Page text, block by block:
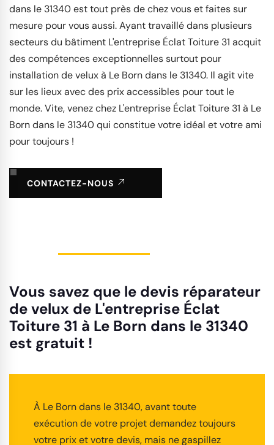
dans le 31340 est tout près de chez vous et faites sur
mesure pour vous aussi. Ayant travaillé dans plusieurs
secteurs du bâtiment L'entreprise Éclat Toiture 31 acquit
des compétences exceptionnelles surtout pour
installation de velux à Le Born dans le 31340. Il agit vite
sur les lieux avec des prix accessibles pour tout le
monde. Vite, venez chez L'entreprise Éclat Toiture 31 à Le
Born dans le 31340 qui constitue votre idéal et votre ami
pour toujours !
CONTACTEZ-NOUS
Vous savez que le devis réparateur
de velux de L'entreprise Éclat
Toiture 31 à Le Born dans le 31340
est gratuit !
À Le Born dans le 31340, avant toute
exécution de votre projet demandez toujours
votre prix et votre devis, mais ne gaspillez